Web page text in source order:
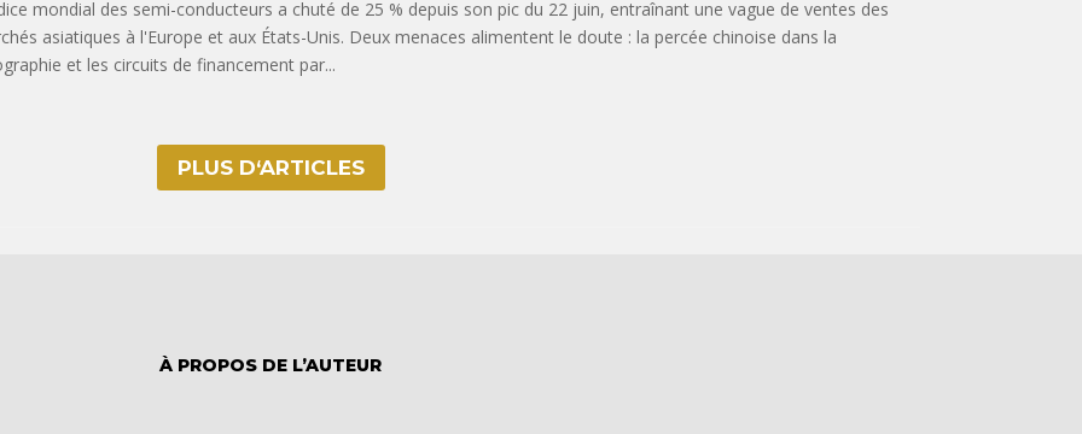
mondial des semi-conducteurs a chuté de 25 % depuis son pic du 22 juin, entraînant une vague de ventes des
asiatiques à l'Europe et aux États-Unis. Deux menaces alimentent le doute : la percée chinoise dans la
et les circuits de financement par...
PLUS D‘ARTICLES
À PROPOS DE L’AUTEUR